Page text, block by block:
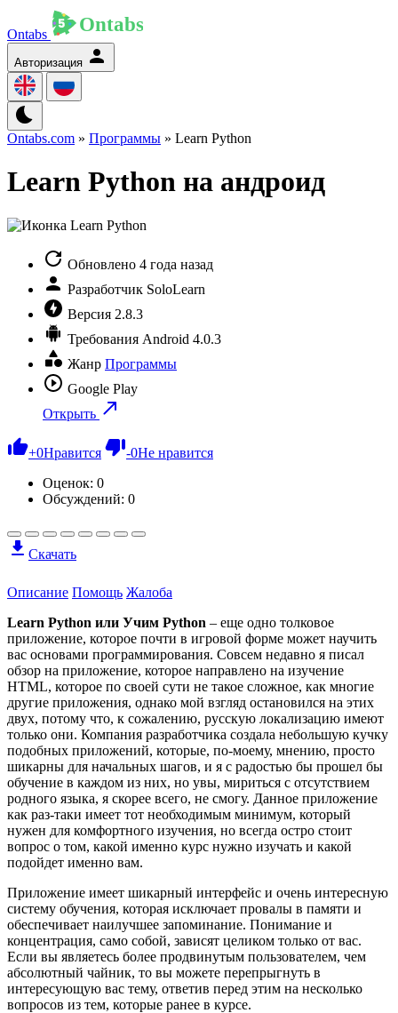
Ontabs
Авторизация
Ontabs.com » Программы » Learn Python
Learn Python на андроид
Обновлено 4 года назад
Разработчик SoloLearn
Версия 2.8.3
Требования Android 4.0.3
Жанр Программы
Google Play
Открыть
+0Нравится -0Не нравится
Оценок: 0
Обсуждений: 0
Скачать
Описание Помощь Жалоба
Learn Python или Учим Python – еще одно толковое
приложение, которое почти в игровой форме может научить
вас основами программирования. Совсем недавно я писал
обзор на приложение, которое направлено на изучение
HTML, которое по своей сути не такое сложное, как многие
другие приложения, однако мой взгляд остановился на этих
двух, потому что, к сожалению, русскую локализацию имеют
только они. Компания разработчика создала небольшую кучку
подобных приложений, которые, по-моему, мнению, просто
шикарны для начальных шагов, и я с радостью бы прошел бы
обучение в каждом из них, но увы, мириться с отсутствием
родного языка, я скорее всего, не смогу. Данное приложение
как раз-таки имеет тот необходимым минимум, который
нужен для комфортного изучения, но всегда остро стоит
вопрос о том, какой именно курс нужно изучать и какой
подойдет именно вам.
Приложение имеет шикарный интерфейс и очень интересную
систему обучения, которая исключает провалы в памяти и
обеспечивает наилучшее запоминание. Понимание и
концентрация, само собой, зависят целиком только от вас.
Если вы являетесь более продвинутым пользователем, чем
абсолютный чайник, то вы можете перепрыгнуть в
интересующую вас тему, ответив перед этим на несколько
вопросов из тем, которые ранее в курсе.